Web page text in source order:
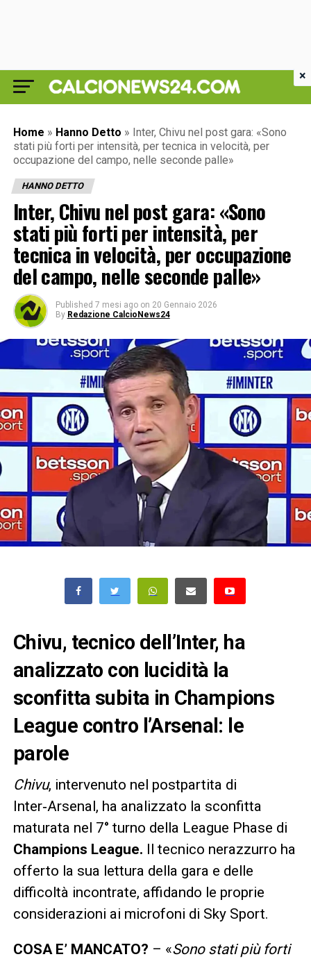
Home » Hanno Detto » Inter, Chivu nel post gara: «Sono
stati più forti per intensità, per tecnica in velocità, per
occupazione del campo, nelle seconde palle»
HANNO DETTO
Inter, Chivu nel post gara: «Sono
stati più forti per intensità, per
tecnica in velocità, per occupazione
del campo, nelle seconde palle»
Published 7 mesi ago on 20 Gennaio 2026
By Redazione CalcioNews24
Chivu, tecnico dell’Inter, ha
analizzato con lucidità la
sconfitta subita in Champions
League contro l’Arsenal: le
parole
Chivu, intervenuto nel postpartita di
Inter‑Arsenal, ha analizzato la sconfitta
maturata nel 7° turno della League Phase di
Champions League. Il tecnico nerazzurro ha
offerto la sua lettura della gara e delle
difficoltà incontrate, affidando le proprie
considerazioni ai microfoni di Sky Sport.
COSA E’ MANCATO? – «Sono stati più forti
×